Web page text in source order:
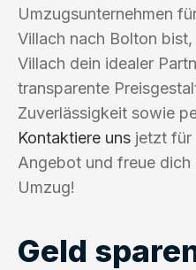
Umzugsunternehmen
Villach nach Bolton
Villach dein idealer
transparente
Zuverlässigkeit sowie
Kontaktiere uns jetzt für
Angebot und freue dich
Umzug!
Geld